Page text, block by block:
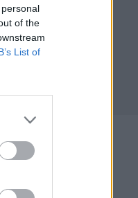
of the
List of